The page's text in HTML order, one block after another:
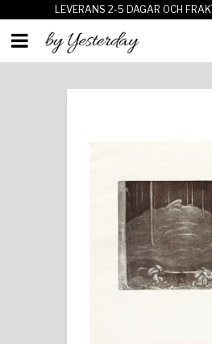
LEVERANS 2-5 DAGAR OCH